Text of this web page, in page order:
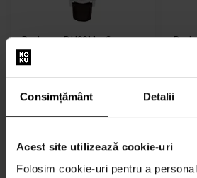
Consimțământ Detalii
Acest site utilizează cookie-uri
Folosim cookie-uri pentru a
Burberry BU9011 - Ceas
damă
Ceasuri - Femei
Expediem până în 07.09.
LIVRARE GRATUITĂ